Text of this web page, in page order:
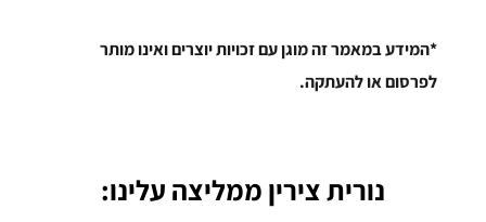
*המידע במאמר זה מוגן עם זכויות יוצרים ואינו מותר
לפרסום או להעתקה.
נורית צירין ממליצה עלינו: